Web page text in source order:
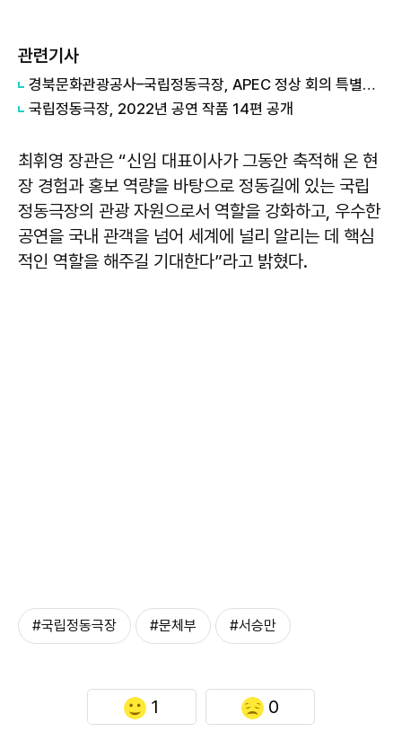
관련기사
경북문화관광공사–국립정동극장, APEC 정상 회의 특별공연 업무 협약 체결
​국립정동극장, 2022년 공연 작품 14편 공개
최휘영 장관은 “신임 대표이사가 그동안 축적해 온 현
장 경험과 홍보 역량을 바탕으로 정동길에 있는 국립
정동극장의 관광 자원으로서 역할을 강화하고, 우수한
공연을 국내 관객을 넘어 세계에 널리 알리는 데 핵심
적인 역할을 해주길 기대한다”라고 밝혔다.
#국립정동극장 #문체부 #서승만
1 0